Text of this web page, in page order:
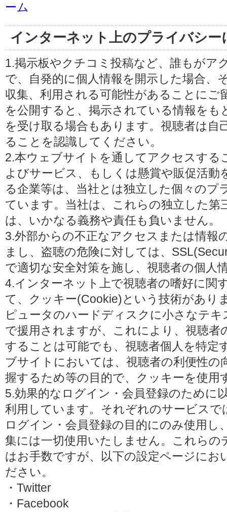
ーム
インターネット上のプライバシー
1.掲示板やクチコミ投稿など、誰もがア
で、自発的に個人情報を開示した場合、
収集、利用される可能性があることに
を公開すると、掲示されている情報を
を受け取る場合もあります。視聴者は自
ることを認識してください。
2.本ウェブサイトを通してアクセスする
よびサービス、もしくは懸賞や販促活動
る企業等は、当社とは独立した個々のプ
ています。当社は、これらの独立した第
は、いかなる義務や責任も負いません。
3.外部からの不正なアクセスまたは情報
まし、盗聴の危険に対しては、
で適切な安全対策を施し、視聴者の個人
4.インターネット上で視聴者の嗜好に関
て、クッキー(Cookie)という技術があり
ピュータのハードディスクに小さなテ
で援用されますが、これにより、視聴
することは可能でも、視聴者個人を特定
ブサイトにおいては、視聴者の利便性の
握するため等の目的で、クッキーを使用
5.効果的なログイン・会員登録のために
利用しています。それぞれのサービス
ログイン・会員登録の目的にのみ使用し
集には一切使用いたしません。これらの
はお手数ですが、以下の設定ページにお
ださい。
・Twitter
・Facebook